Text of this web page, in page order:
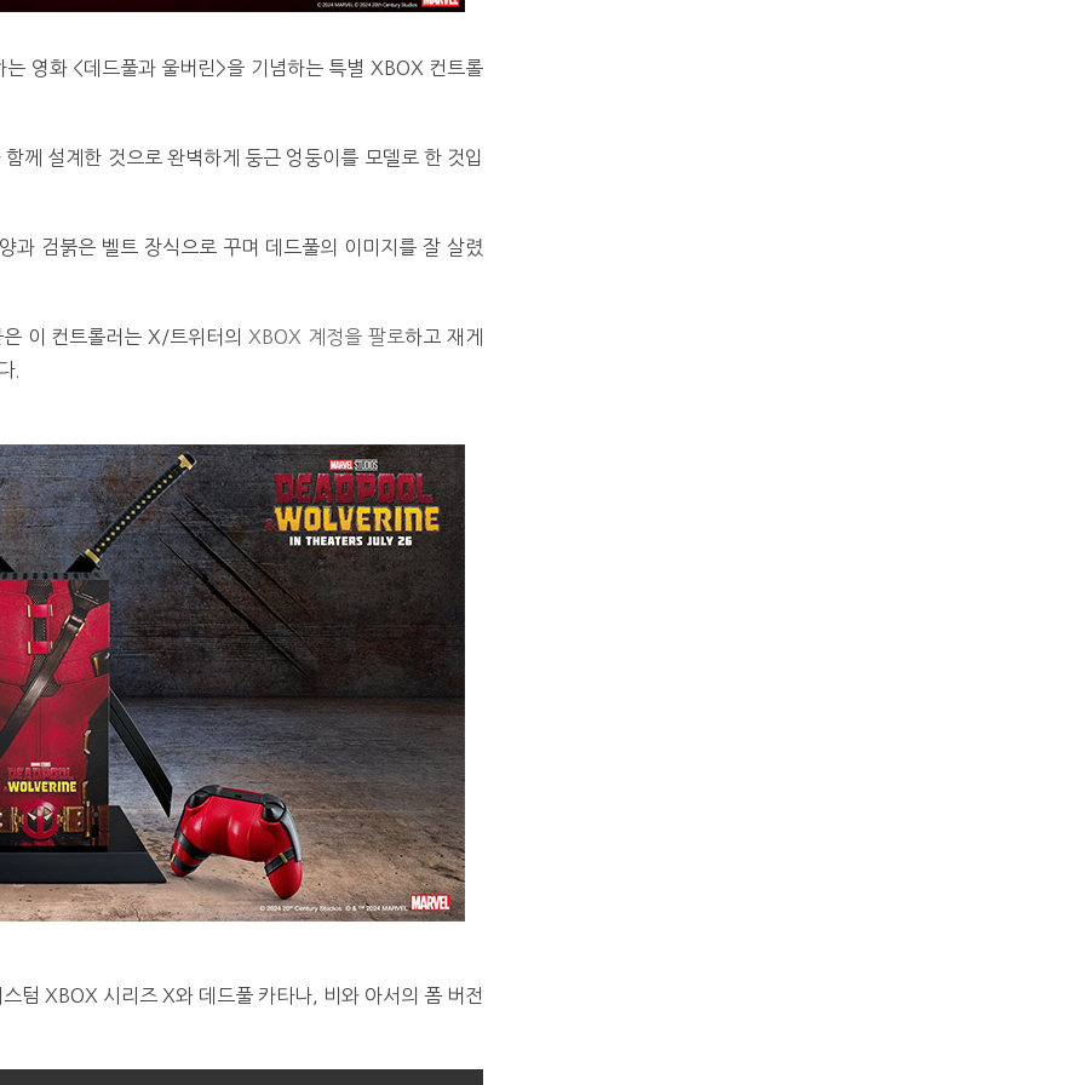
영화 <데드풀과 울버린>을 기념하는 특별 XBOX 컨트롤
께 설계한 것으로 완벽하게 둥근 엉둥이를 모델로 한 것입
과 검붉은 벨트 장식으로 꾸며 데드풀의 이미지를 잘 살렸
이 컨트롤러는 X/트위터의 XBOX 계정을 팔로하고 재게
.
텀 XBOX 시리즈 X와 데드풀 카타나, 비와 아서의 폼 버전